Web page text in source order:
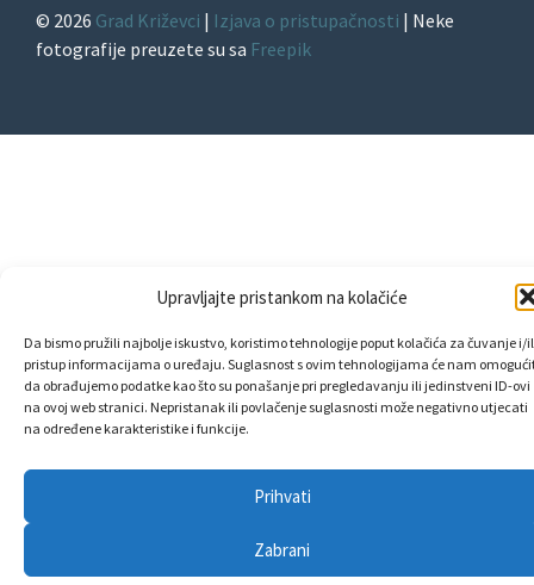
Upravljajte pristankom na kolačiće
Da bismo pružili najbolje iskustvo, koristimo tehnologije poput kolačića za čuvanje i/
pristup informacijama o uređaju. Suglasnost s ovim tehnologijama će nam
da obrađujemo podatke kao što su ponašanje pri pregledavanju ili jedinstveni ID-ovi
na ovoj web stranici. Nepristanak ili povlačenje suglasnosti može negativno utjecati
na određene karakteristike i funkcije.
Prihvati
Zabrani
© 2026 Grad Križevci | Izjava o pristupačnosti | Neke
fotografije preuzete su sa Freepik